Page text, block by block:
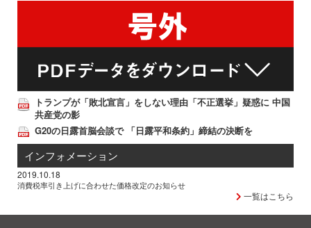
トランプが「敗北宣言」をしない理由「不正選挙」疑惑に 中国
共産党の影
G20の日露首脳会談で 「日露平和条約」締結の決断を
インフォメーション
2019.10.18
消費税率引き上げに合わせた価格改定のお知らせ
一覧はこちら